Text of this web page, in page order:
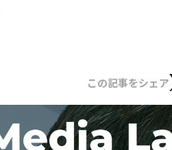
この記事をシェア